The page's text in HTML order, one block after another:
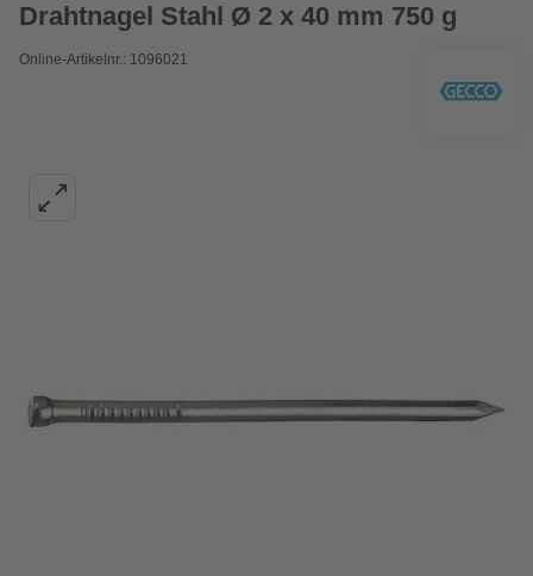
Drahtnagel Stahl Ø 2 x 40 mm 750 g
Online-Artikelnr.: 1096021